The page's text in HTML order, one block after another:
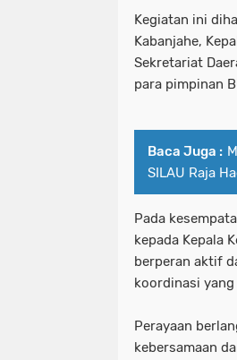
Kegiatan ini
Kabanjahe,
Sekretariat
para pimpinan
Baca Juga :
SILAU Raja
Pada
kepada Kepala
berperan aktif
koordinasi yang
Perayaan
kebersamaan